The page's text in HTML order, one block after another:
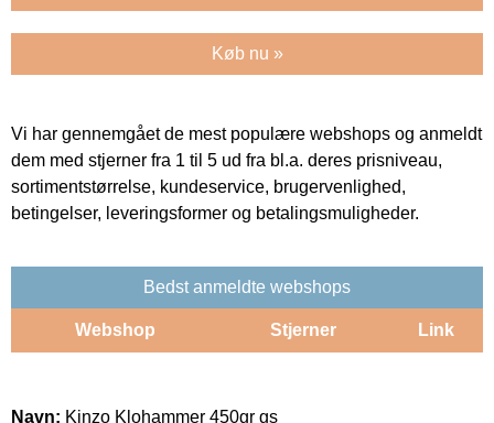
Køb nu »
Vi har gennemgået de mest populære webshops og anmeldt
dem med stjerner fra 1 til 5 ud fra bl.a. deres prisniveau,
sortimentstørrelse, kundeservice, brugervenlighed,
betingelser, leveringsformer og betalingsmuligheder.
Bedst anmeldte webshops
Webshop Stjerner Link
Navn: Kinzo Klohammer 450gr gs